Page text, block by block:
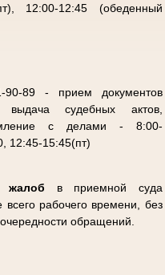
12:00-12:45 (обеденный
89 - прием документов
судебных актов,
с делами - 8:00-
12:45-15:45(пт)
жалоб в приемной суда
всего рабочего времени, без
обращений.